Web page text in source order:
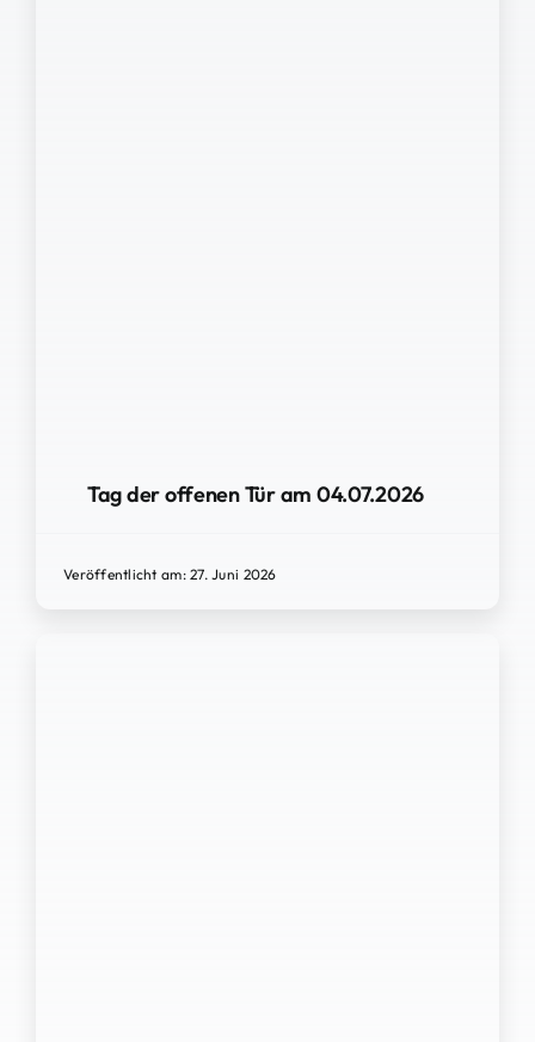
Tag der offenen Tür am 04.07.2026
Veröffentlicht am: 27. Juni 2026